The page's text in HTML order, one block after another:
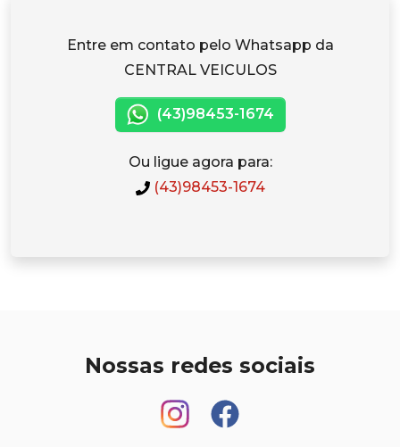
Entre em contato pelo Whatsapp da
CENTRAL VEICULOS
(43)98453-1674
Ou ligue agora para:
(43)98453-1674
Nossas redes sociais